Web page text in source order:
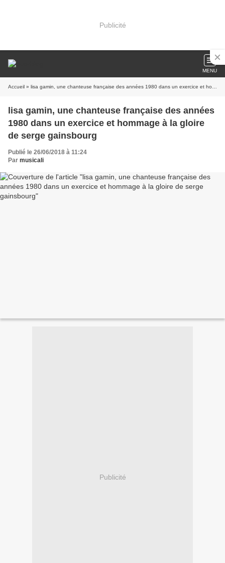
Publicité
MENU
Accueil » lisa gamin, une chanteuse française des années 1980 dans un exercice et hommage à la gloire de serge gainsbourg
lisa gamin, une chanteuse française des années
1980 dans un exercice et hommage à la gloire
de serge gainsbourg
Publié le 26/06/2018 à 11:24
Par musicali
Publicité